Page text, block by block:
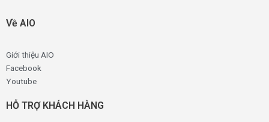
Về AIO
Giới thiệu AIO
Facebook
Youtube
HỖ TRỢ KHÁCH HÀNG